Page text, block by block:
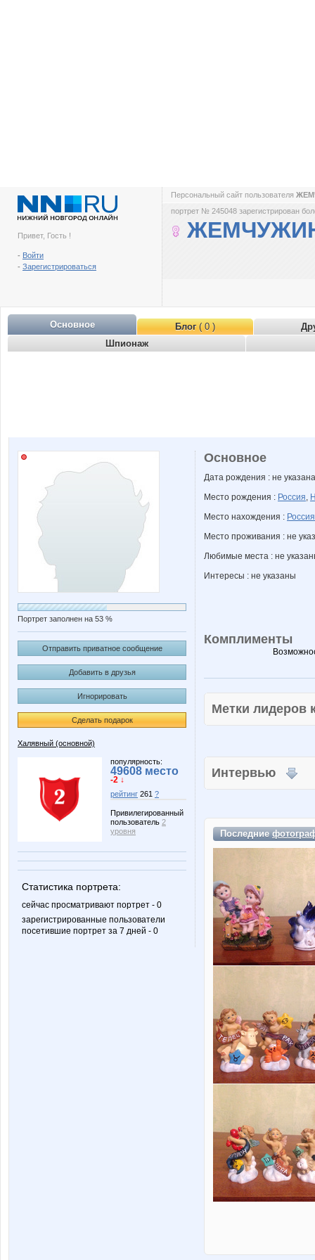
Привет, Гость !
- Войти
- Зарегистрироваться
Персональный сайт пользователя
портрет № 245048 зарегистрирован
Основное Блог( 0 )
Шпионаж
Портрет заполнен на 53 %
Отправить приватное сообщение
Добавить в друзья
Игнорировать
Сделать подарок
Халявный (основной)
популярность:
49608 место
-2 ↓
рейтинг 261 ?
Привилегированный
пользователь 2
уровня
Статистика портрета:
сейчас просматривают портрет - 0
зарегистрированные пользователи
посетившие портрет за 7 дней - 0
Основное
Дата рождения : не указана
Место рождения : Россия,
Место нахождения : Россия
Место проживания : не
Любимые места : не
Интересы : не указаны
Комплименты
Метки
Интервью
Последние